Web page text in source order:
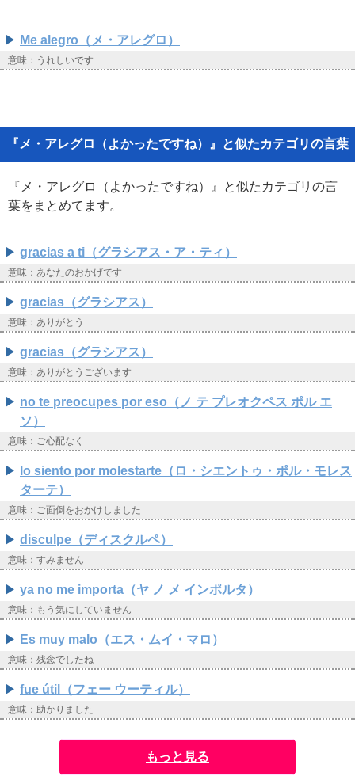
Me alegro（メ・アレグロ）
意味：うれしいです
『メ・アレグロ（よかったですね）』と似たカテゴリの言葉
『メ・アレグロ（よかったですね）』と似たカテゴリの言
葉をまとめてます。
gracias a ti（グラシアス・ア・ティ）
意味：あなたのおかげです
gracias（グラシアス）
意味：ありがとう
gracias（グラシアス）
意味：ありがとうございます
no te preocupes por eso（ノ テ プレオクペス ポル エ
ソ）
意味：ご心配なく
lo siento por molestarte（ロ・シエントゥ・ポル・モレス
ターテ）
意味：ご面倒をおかけしました
disculpe（ディスクルペ）
意味：すみません
ya no me importa（ヤ ノ メ インポルタ）
意味：もう気にしていません
Es muy malo（エス・ムイ・マロ）
意味：残念でしたね
fue útil（フェー ウーティル）
意味：助かりました
もっと見る